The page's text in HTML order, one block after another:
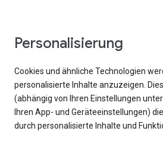
Personalisierung
Cookies und ähnliche Technologien
personalisierte Inhalte anzuzeigen.
(abhängig von Ihren Einstellungen unter
Ihren App- und Geräteeinstellungen)
durch personalisierte Inhalte und